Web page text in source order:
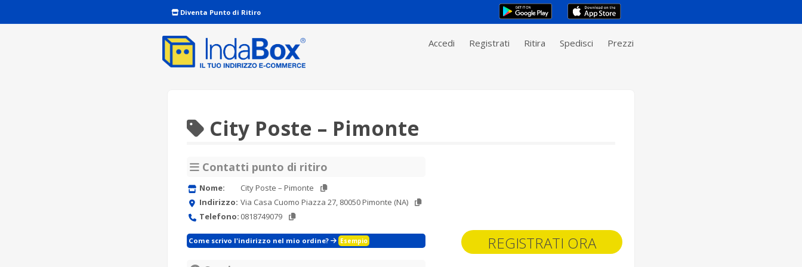
Diventa Punto di Ritiro
Accedi Registrati Ritira Spedisci Prezzi
REGISTRATI ORA
City Poste – Pimonte
Contatti punto di ritiro
Nome:
City Poste – Pimonte
Indirizzo: Via Casa Cuomo Piazza 27, 80050 Pimonte (NA)
Telefono: 0818749079
Come scrivo l'indirizzo nel mio ordine? Esempio